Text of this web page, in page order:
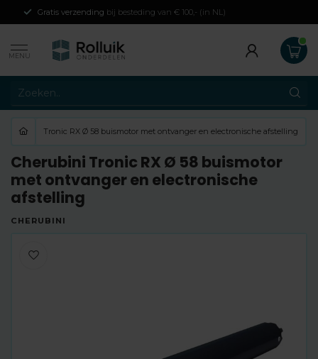
Gratis verzending bij besteding van € 100,- (in NL)
MENU
Tronic RX Ø 58 buismotor met ontvanger en electronische afstelling
Cherubini Tronic RX Ø 58 buismotor
met ontvanger en electronische
afstelling
CHERUBINI